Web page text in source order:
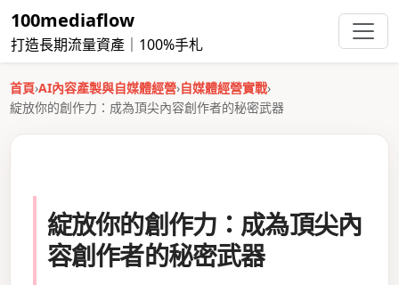
100mediaflow
打造長期流量資產｜100%手札
首頁›AI內容產製與自媒體經營›自媒體經營實戰›
綻放你的創作力：成為頂尖內容創作者的秘密武器
綻放你的創作力：成為頂尖內
容創作者的秘密武器